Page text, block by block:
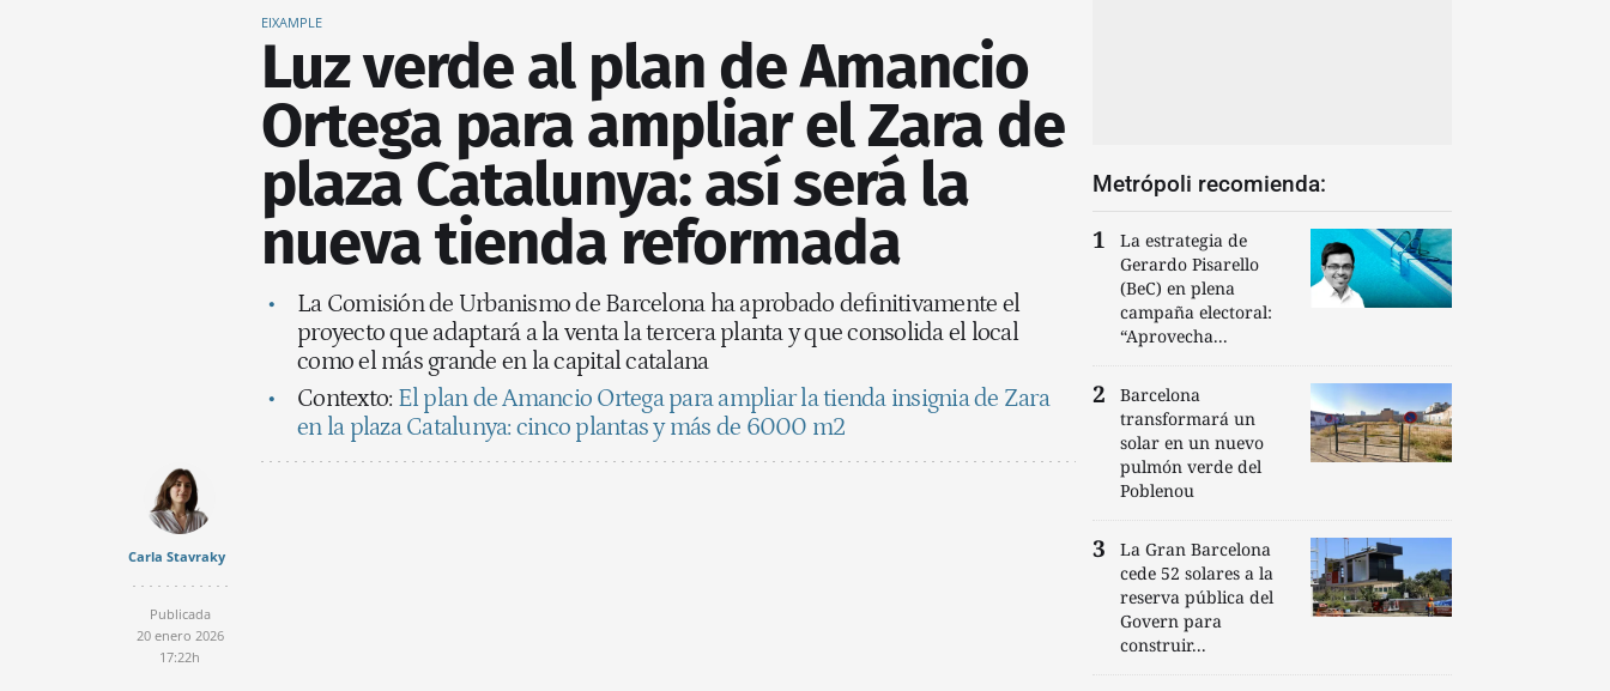
EIXAMPLE
Luz verde al plan de Amancio
Ortega para ampliar el Zara de
plaza Catalunya: así será la
nueva tienda reformada
La Comisión de Urbanismo de Barcelona ha aprobado definitivamente el
proyecto que adaptará a la venta la tercera planta y que consolida el local
como el más grande en la capital catalana
Contexto: El plan de Amancio Ortega para ampliar la tienda insignia de Zara
en la plaza Catalunya: cinco plantas y más de 6000 m2
Carla Stavraky
Publicada
20 enero 2026
17:22h
Metrópoli recomienda:
La estrategia de
Gerardo Pisarello
(BeC) en plena
campaña electoral:
“Aprovecha...
Barcelona
transformará un
solar en un nuevo
pulmón verde del
Poblenou
La Gran Barcelona
cede 52 solares a la
reserva pública del
Govern para
construir...